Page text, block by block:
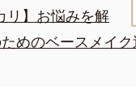
リ】お悩みを解
めのベースメイ